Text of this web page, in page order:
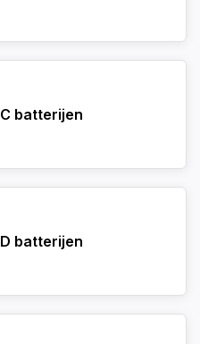
C batterijen
D batterijen